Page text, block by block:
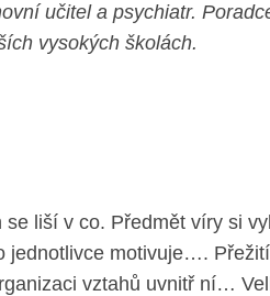
učitel a psychiatr.
vysokých školách.
liší v co. Předmět víry si
motivuje….
vztahů uvnitř ní…